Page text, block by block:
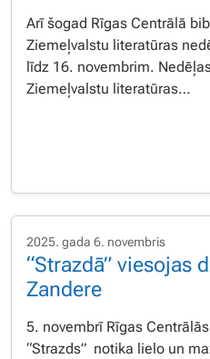
Arī šogad Rīgas Centrālā
Ziemeļvalstu literatūras
līdz 16. novembrim.
Ziemeļvalstu literatūras…
2025. gada 6. novembris
“Strazdā” viesojas
Zandere
5. novembrī Rīgas
“Strazds” notika lielo un